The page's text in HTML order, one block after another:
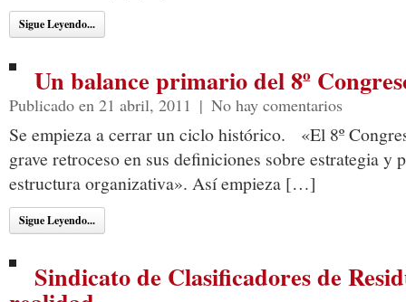
Sigue Leyendo...
Un balance primario del 8º
Publicado en 21 abril, 2011 | No hay comentarios
Se empieza a cerrar un ciclo histórico. «El 8º
grave retroceso en sus definiciones sobre estrategia y
estructura organizativa». Así empieza […]
Sigue Leyendo...
Sindicato de Clasificadores de